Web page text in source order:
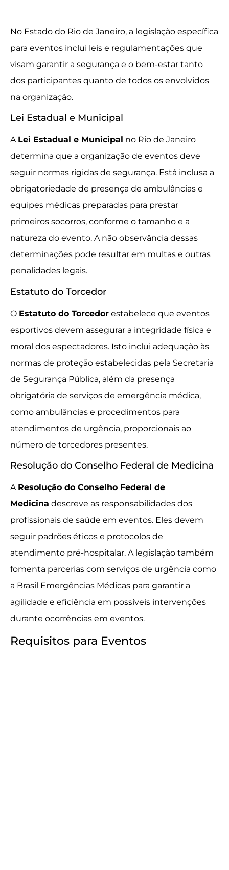
No Estado do Rio de Janeiro, a legislação específica
para eventos inclui leis e regulamentações que
visam garantir a segurança e o bem-estar tanto
dos participantes quanto de todos os envolvidos
na organização.
Lei Estadual e Municipal
A Lei Estadual e Municipal no Rio de Janeiro
determina que a organização de eventos deve
seguir normas rígidas de segurança. Está inclusa a
obrigatoriedade de presença de ambulâncias e
equipes médicas preparadas para prestar
primeiros socorros, conforme o tamanho e a
natureza do evento. A não observância dessas
determinações pode resultar em multas e outras
penalidades legais.
Estatuto do Torcedor
O Estatuto do Torcedor estabelece que eventos
esportivos devem assegurar a integridade física e
moral dos espectadores. Isto inclui adequação às
normas de proteção estabelecidas pela Secretaria
de Segurança Pública, além da presença
obrigatória de serviços de emergência médica,
como ambulâncias e procedimentos para
atendimentos de urgência, proporcionais ao
número de torcedores presentes.
Resolução do Conselho Federal de Medicina
A Resolução do Conselho Federal de
Medicina descreve as responsabilidades dos
profissionais de saúde em eventos. Eles devem
seguir padrões éticos e protocolos de
atendimento pré-hospitalar. A legislação também
fomenta parcerias com serviços de urgência como
a Brasil Emergências Médicas para garantir a
agilidade e eficiência em possíveis intervenções
durante ocorrências em eventos.
Requisitos para Eventos